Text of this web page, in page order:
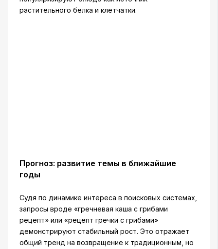
растительного белка и клетчатки.
Прогноз: развитие темы в ближайшие
годы
Судя по динамике интереса в поисковых системах,
запросы вроде «гречневая каша с грибами
рецепт» или «рецепт гречки с грибами»
демонстрируют стабильный рост. Это отражает
общий тренд на возвращение к традиционным, но